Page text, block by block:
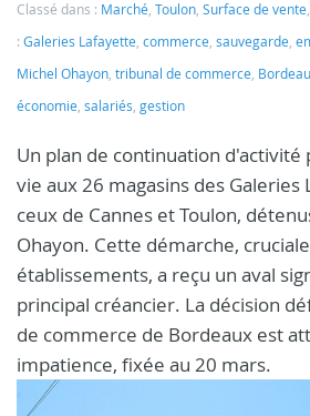
Classé dans : Marché, Toulon, Surface de vente,
: Galeries Lafayette, commerce, sauvegarde,
Michel Ohayon, tribunal de commerce,
économie, salariés, gestion
Un plan de continuation
vie aux 26 magasins des
ceux de Cannes et Toulon,
Ohayon. Cette démarche,
établissements, a reçu un aval
principal créancier. La décision
de commerce de Bordeaux est
impatience, fixée au 20 mars.